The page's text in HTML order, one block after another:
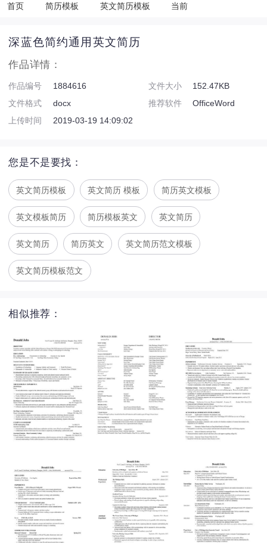
首页 简历模板 英文简历模板 当前
深蓝色简约通用英文简历
作品详情：
作品编号 1884616 文件大小
152.47KB
文件格式
docx 推荐软件
OfficeWord
上传时间
2019-03-19 14:09:02
您是不是要找：
英文简历模板 英文简历 模板 简历英文模板
英文模板简历 简历模板英文 英文简历
英文简历 简历英文 英文简历范文模板
英文简历模板范文
相似推荐：